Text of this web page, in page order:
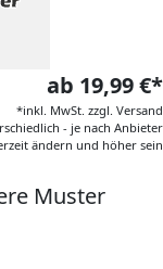
ab 19,99 €*
*inkl. MwSt. zzgl. Versand
- je nach Anbieter
ändern und höher sein
Muster